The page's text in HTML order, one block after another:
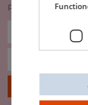
promoties en meer!